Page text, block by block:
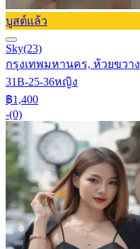
บูสต์แล้ว
Sky(23)
กรุงเทพมหานคร, ห้วยขวาง
31B-25-36หญิง
฿1,400
-(0)